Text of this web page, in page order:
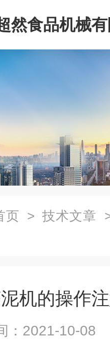
然食品机械
页 > 技术文章
机的操作
：2021-10-